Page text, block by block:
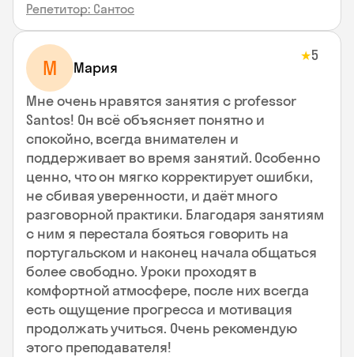
Репетитор: Сантос
М Мария
★5
Мне очень нравятся занятия с professor
Santos! Он всё объясняет понятно и
спокойно, всегда внимателен и
поддерживает во время занятий. Особенно
ценно, что он мягко корректирует ошибки,
не сбивая уверенности, и даёт много
разговорной практики. Благодаря занятиям
с ним я перестала бояться говорить на
португальском и наконец начала общаться
более свободно. Уроки проходят в
комфортной атмосфере, после них всегда
есть ощущение прогресса и мотивация
продолжать учиться. Очень рекомендую
этого преподавателя!